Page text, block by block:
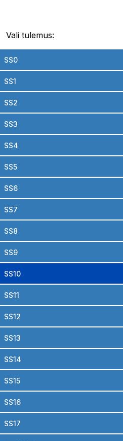
Vali tulemus:
SS0
SS1
SS2
SS3
SS4
SS5
SS6
SS7
SS8
SS9
SS10
SS11
SS12
SS13
SS14
SS15
SS16
SS17